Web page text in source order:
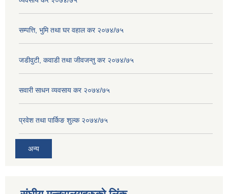
सम्पत्ति, भुमि तथा घर वहाल कर २०७४/७५
जडीवुटी, कवाडी तथा जीवजन्तु कर २०७४/७५
सवारी साधन व्यवसाय कर २०७४/७५
प्रवेश तथा पार्किङ शुल्क २०७४/७५
अन्य